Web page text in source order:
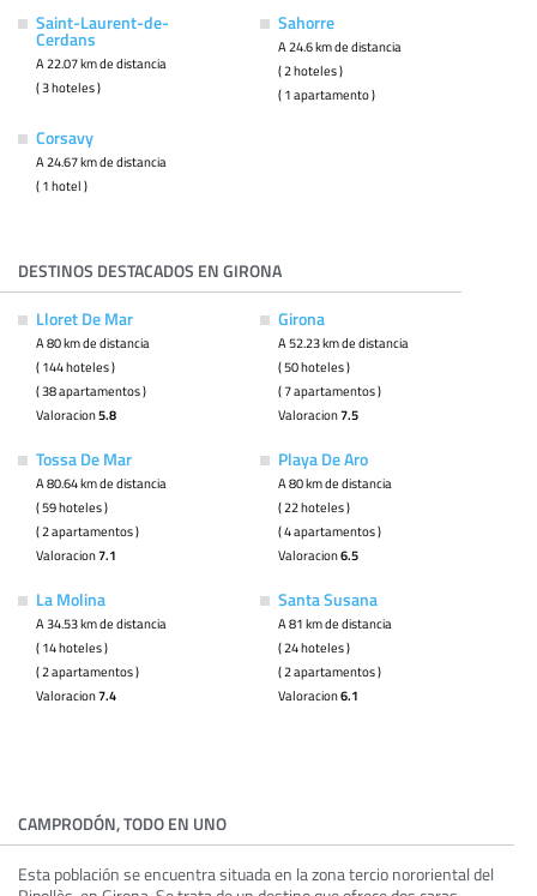
Saint-Laurent-de-
Cerdans
A 22.07 km de distancia
( 3 hoteles )
Sahorre
A 24.6 km de distancia
( 2 hoteles )
( 1 apartamento )
Corsavy
A 24.67 km de distancia
( 1 hotel )
DESTINOS DESTACADOS EN GIRONA
Lloret De Mar
A 80 km de distancia
( 144 hoteles )
( 38 apartamentos )
Valoracion5.8
Girona
A 52.23 km de distancia
( 50 hoteles )
( 7 apartamentos )
Valoracion7.5
Tossa De Mar
A 80.64 km de distancia
( 59 hoteles )
( 2 apartamentos )
Valoracion7.1
Playa De Aro
A 80 km de distancia
( 22 hoteles )
( 4 apartamentos )
Valoracion6.5
La Molina
A 34.53 km de distancia
( 14 hoteles )
( 2 apartamentos )
Valoracion7.4
Santa Susana
A 81 km de distancia
( 24 hoteles )
( 2 apartamentos )
Valoracion6.1
CAMPRODÓN, TODO EN UNO
Esta población se encuentra situada en la zona tercio nororiental del